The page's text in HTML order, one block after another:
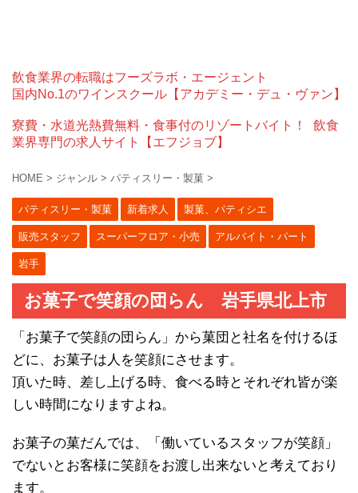
飲食業界の転職はフーズラボ・エージェント
国内No.1のワインスクール【アカデミー・デュ・ヴァン】
寮費・水道光熱費無料・食事付のリゾートバイト！
飲食
業界専門の求人サイト【エフジョブ】
HOME > ジャンル > パティスリー・製菓 >
パティスリー・製菓 新着求人 製菓、パティシエ
販売スタッフ スーパーフロア・小売 アルバイト・パート
岩手
お菓子で笑顔の団らん 岩手県北上市
「お菓子で笑顔の団らん」から菓団と社名を付けるほ
どに、お菓子は人を笑顔にさせます。
頂いた時、差し上げる時、食べる時とそれぞれ皆が楽
しい時間になりますよね。
お菓子の菓だんでは、「働いているスタッフが笑顔」
でないとお客様に笑顔をお渡し出来ないと考えており
ます。